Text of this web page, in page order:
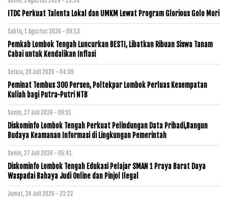
ITDC Perkuat Talenta Lokal dan UMKM Lewat Program Glorious Golo Mori
Sabtu, 1 Agustus 2026 - 09:13
Pemkab Lombok Tengah Luncurkan BESTI, Libatkan Ribuan Siswa Tanam
Cabai untuk Kendalikan Inflasi
Selasa, 28 Juli 2026 - 04:09
Peminat Tembus 300 Persen, Poltekpar Lombok Perluas Kesempatan
Kuliah bagi Putra-Putri NTB
Senin, 27 Juli 2026 - 09:01
Diskominfo Lombok Tengah Perkuat Pelindungan Data Pribadi,Bangun
Budaya Keamanan Informasi di Lingkungan Pemerintah
Senin, 27 Juli 2026 - 05:41
Diskominfo Lombok Tengah Edukasi Pelajar SMAN 1 Praya Barat Daya
Waspadai Bahaya Judi Online dan Pinjol Ilegal
Jumat, 24 Juli 2026 - 23:22